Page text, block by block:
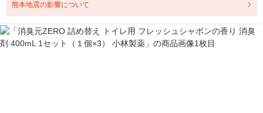
熊本地震の影響について